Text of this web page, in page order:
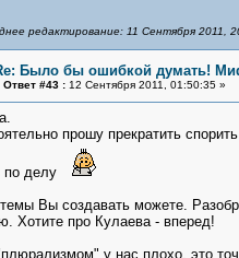
редактирование: 11 Сентября 2011,
Было бы ошибкой думать!
Ответ #43 :12 Сентября 2011, 01:50:35 »
прошу прекратить
по делу
Вы создавать можете.
Хотите про Кулаева - вперед!
у нас плохо, это